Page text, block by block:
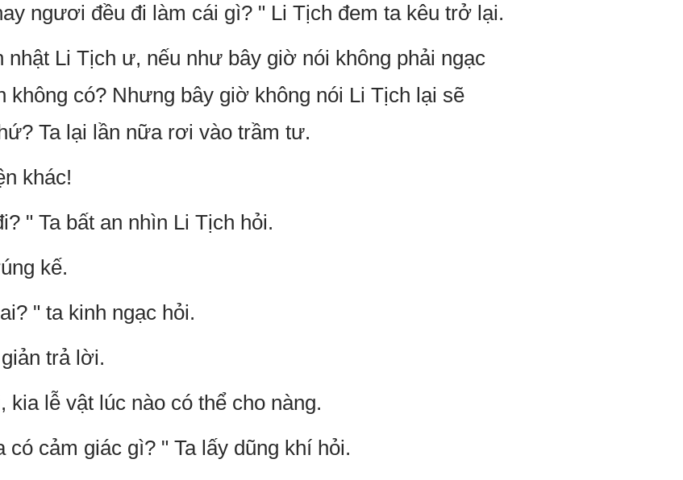
ngươi đều đi làm cái gì? " Li Tịch đem ta kêu trở lại.
Li Tịch ư, nếu như bây giờ nói không phải ngạc
không có? Nhưng bây giờ không nói Li Tịch lại sẽ
Ta lại lần nữa rơi vào trầm tư.
khác!
" Ta bất an nhìn Li Tịch hỏi.
kế.
" ta kinh ngạc hỏi.
trả lời.
kia lễ vật lúc nào có thể cho nàng.
cảm giác gì? " Ta lấy dũng khí hỏi.